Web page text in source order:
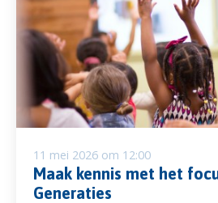
11 mei 2026 om 12:00
Maak kennis met het
Generaties